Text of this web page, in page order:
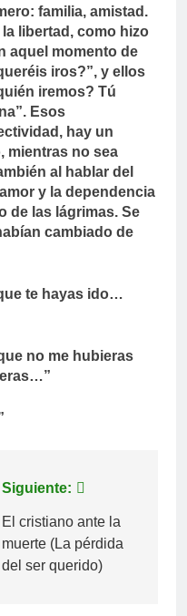
familia, amistad.
libertad, como hizo
aquel momento de
iros?”, y ellos
iremos? Tú
Esos
hay un
mientras no sea
al hablar del
y la dependencia
de las lágrimas. Se
cambiado de
te hayas ido…
no me hubieras
Siguiente:
El cristiano ante la
muerte (La pérdida
del ser querido)